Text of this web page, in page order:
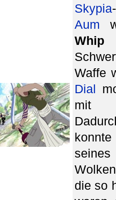
Skypia
Aum
Whip
Waffe
Dial
die so